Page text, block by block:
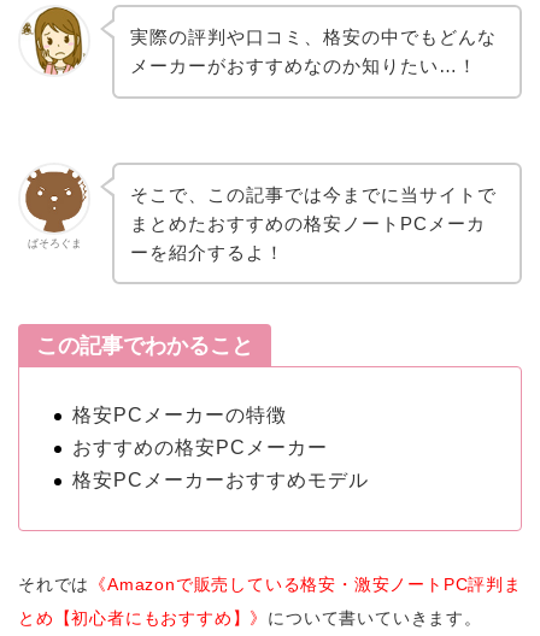
実際の評判や口コミ、格安の中でもどんな
メーカーがおすすめなのか知りたい…！
ぱそろぐま
そこで、この記事では今までに当サイトで
まとめたおすすめの格安ノートPCメーカ
ーを紹介するよ！
この記事でわかること
格安PCメーカーの特徴
おすすめの格安PCメーカー
格安PCメーカーおすすめモデル
それでは
《Amazonで販売している格安・激安ノートPC評判ま
とめ【初心者にもおすすめ】》 について書いていきます。